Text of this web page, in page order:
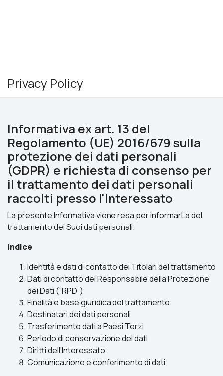
Privacy Policy
Informativa ex art. 13 del
Regolamento (UE) 2016/679 sulla
protezione dei dati personali
(GDPR) e richiesta di consenso per
il trattamento dei dati personali
raccolti presso l'Interessato
La presente Informativa viene resa per informarLa del
trattamento dei Suoi dati personali.
Indice
Identità e dati di contatto dei Titolari del trattamento
Dati di contatto del Responsabile della Protezione
dei Dati (“RPD”)
Finalità e base giuridica del trattamento
Destinatari dei dati personali
Trasferimento dati a Paesi Terzi
Periodo di conservazione dei dati
Diritti dell’Interessato
Comunicazione e conferimento di dati